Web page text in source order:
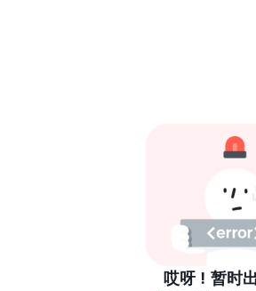
哎呀！暂时